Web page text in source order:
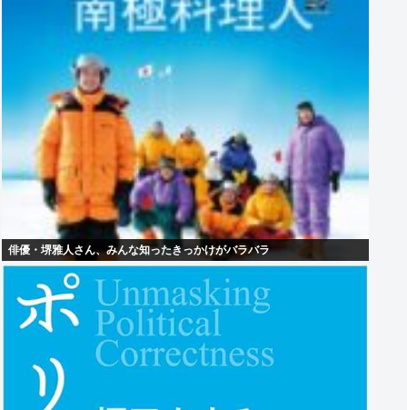
俳優・堺雅人さん、みんな知ったきっかけがバラバラ